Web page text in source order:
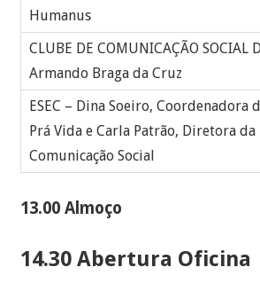
Humanus
CLUBE DE COMUNICAÇÃO SOCIAL
Armando Braga da Cruz
ESEC – Dina Soeiro, Coordenadora
Prá Vida e Carla Patrão, Diretora
Comunicação Social
13.00 Almoço
14.30 Abertura Oficina